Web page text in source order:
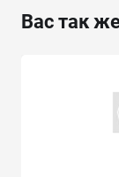
Вас так